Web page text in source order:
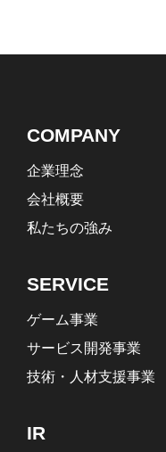
COMPANY
企業理念
会社概要
私たちの強み
SERVICE
ゲーム事業
サービス開発事業
技術・人材支援事業
IR